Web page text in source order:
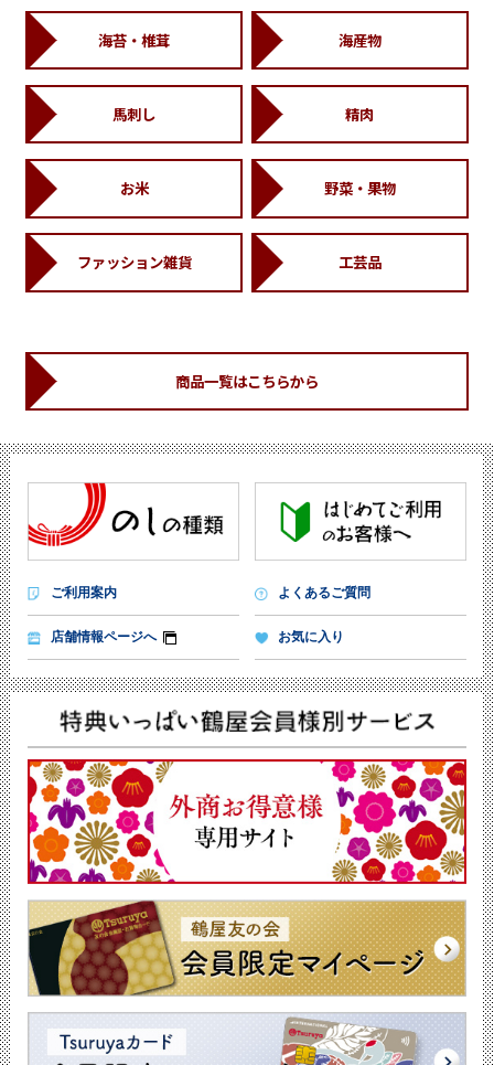
海苔・椎茸 海産物
馬刺し 精肉
お米 野菜・果物
ファッション雑貨 工芸品
商品一覧はこちらから
ご利用案内 よくあるご質問
店舗情報ページへ お気に入り